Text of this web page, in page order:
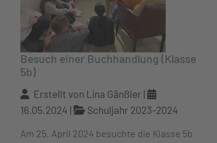
Besuch einer Buchhandlung (Klasse
5b)
Erstellt von Lina Gänßler |
16.05.2024 | Schuljahr 2023-2024
Am 25. April 2024 besuchte die Klasse 5b